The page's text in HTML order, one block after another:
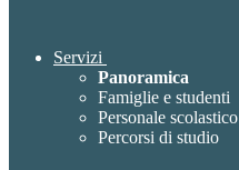
Servizi
Panoramica
Famiglie e studenti
Personale scolastico
Percorsi di studio